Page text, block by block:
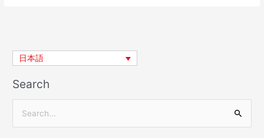
奈
が
壇
日本語
Search